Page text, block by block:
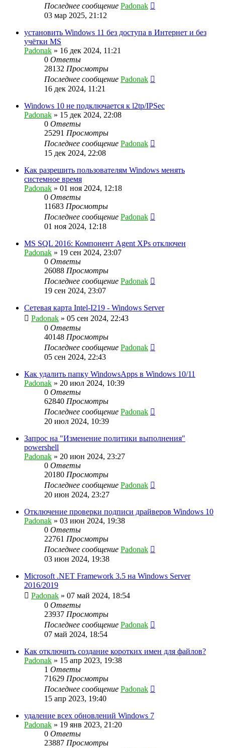
Последнее сообщение Padonak
03 мар 2025, 21:12
установить Windows 11 без доступа в Интернет и без
учётки MS
Padonak » 16 дек 2024, 11:21
0 Ответы
28132 Просмотры
Последнее сообщение Padonak
16 дек 2024, 11:21
Windows 10 не подключается к l2tp/IPSec
Padonak » 15 дек 2024, 22:08
0 Ответы
25291 Просмотры
Последнее сообщение Padonak
15 дек 2024, 22:08
Как разрешить пользователям Windows менять
системное время
Padonak » 01 ноя 2024, 12:18
0 Ответы
11683 Просмотры
Последнее сообщение Padonak
01 ноя 2024, 12:18
MS SQL 2016: Компонент Agent XPs отключен
Padonak » 19 сен 2024, 23:07
0 Ответы
26088 Просмотры
Последнее сообщение Padonak
19 сен 2024, 23:07
Сетевая карта Intel-I219 - Windows Server
Padonak » 05 сен 2024, 22:43
0 Ответы
40148 Просмотры
Последнее сообщение Padonak
05 сен 2024, 22:43
Как удалить папку WindowsApps в Windows 10/11
Padonak » 20 июл 2024, 10:39
0 Ответы
62840 Просмотры
Последнее сообщение Padonak
20 июл 2024, 10:39
Запрос на "Изменение политики выполнения"
powershell
Padonak » 20 июн 2024, 23:27
0 Ответы
20180 Просмотры
Последнее сообщение Padonak
20 июн 2024, 23:27
Отключение проверки подписи драйверов Windows 10
Padonak » 03 июн 2024, 19:38
0 Ответы
22761 Просмотры
Последнее сообщение Padonak
03 июн 2024, 19:38
Microsoft .NET Framework 3.5 на Windows Server
2016/2019
Padonak » 07 май 2024, 18:54
0 Ответы
23937 Просмотры
Последнее сообщение Padonak
07 май 2024, 18:54
Как отключить создание коротких имен для файлов?
Padonak » 15 апр 2023, 19:38
1 Ответы
71629 Просмотры
Последнее сообщение Padonak
15 апр 2023, 19:40
удаление всех обновлений Windows 7
Padonak » 19 янв 2023, 21:20
0 Ответы
23887 Просмотры